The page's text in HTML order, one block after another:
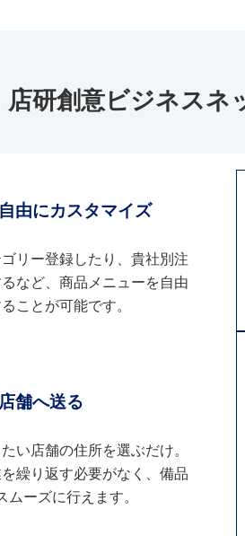
店研創意ビジネスネ
由にカスタマイズ
リー登録したり、貴社別注
など、商品メニューを自由
ことが可能です。
舗へ送る
い店舗の住所を選ぶだけ。
繰り返す必要がなく、備品
ーズに行えます。